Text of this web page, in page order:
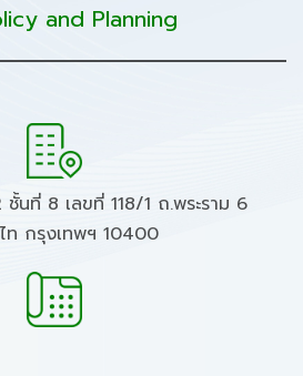
and Planning
ชั้นที่ 8 เลขที่ 118/1 ถ.พระราม 6
กรุงเทพฯ 10400